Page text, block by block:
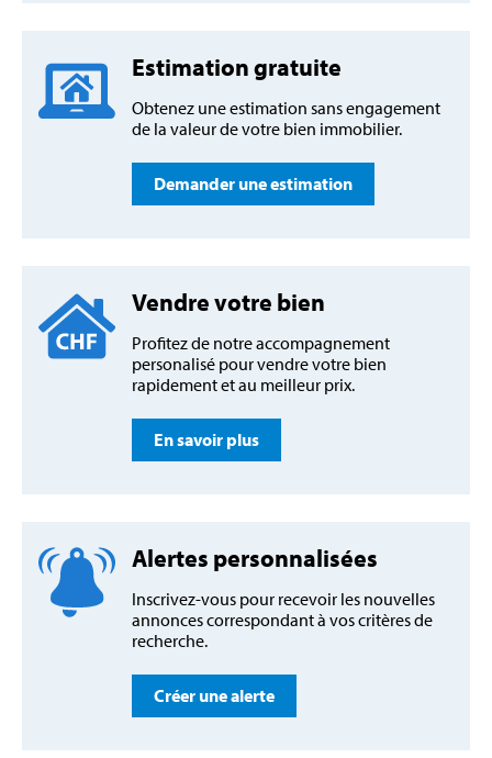
Estimation gratuite
Obtenez une estimation sans engagement
de la valeur de votre bien immobilier.
Demander une estimation
Vendre votre bien
Profitez de notre accompagnement
personalisé pour vendre votre bien
rapidement et au meilleur prix.
En savoir plus
Alertes personnalisées
Inscrivez-vous pour recevoir les nouvelles
annonces correspondant à vos critères de
recherche.
Créer une alerte